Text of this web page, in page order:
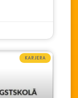
KARJERA